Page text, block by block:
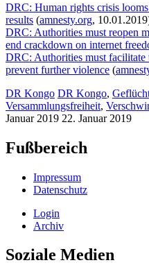
DRC: Human rights crisis
results (amnesty.org,
DRC: Authorities must reopen
end crackdown on internet
DRC: Authorities must
prevent further violence (
DR Kongo DR Kongo,
Versammlungsfreiheit,
Januar 2019 22. Januar 2019
Fußbereich
Impressum
Datenschutz
Login
Archiv
Soziale Medien